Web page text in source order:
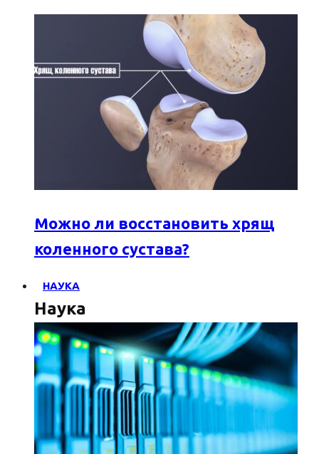
Можно ли восстановить хрящ
коленного сустава?
НАУКА
Наука